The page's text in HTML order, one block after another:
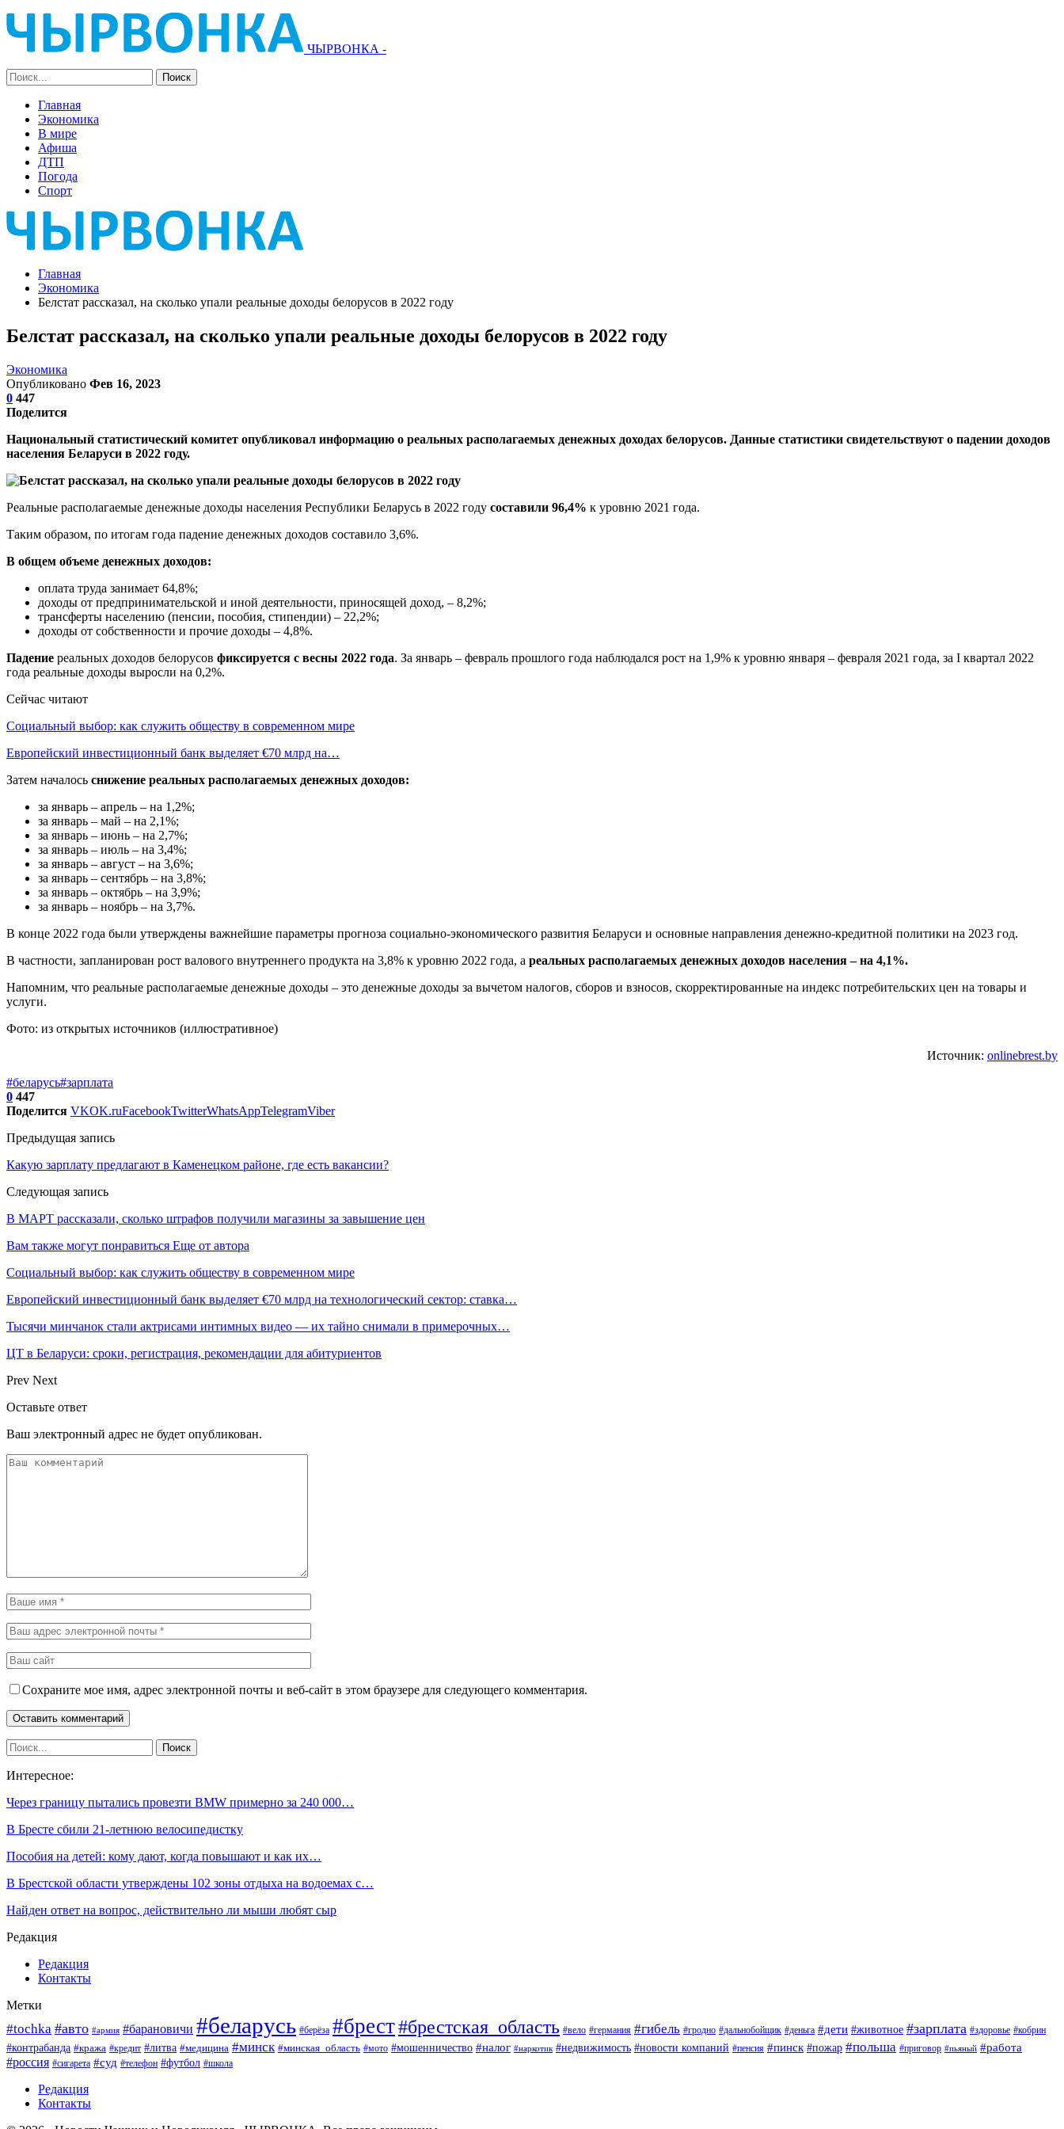
ЧЫРВОНКА -
Главная
Экономика
В мире
Афиша
ДТП
Погода
Спорт
Главная
Экономика
Белстат рассказал, на сколько упали реальные доходы белорусов в 2022 году
Белстат рассказал, на сколько упали реальные доходы белорусов в 2022 году
Экономика
Опубликовано Фев 16, 2023
0 447
Поделится
Национальный статистический комитет опубликовал информацию о реальных располагаемых денежных доходах белорусов. Данные статистики свидетельствуют о падении доходов
населения Беларуси в 2022 году.
Реальные располагаемые денежные доходы населения Республики Беларусь в 2022 году составили 96,4% к уровню 2021 года.
Таким образом, по итогам года падение денежных доходов составило 3,6%.
В общем объеме денежных доходов:
оплата труда занимает 64,8%;
доходы от предпринимательской и иной деятельности, приносящей доход, – 8,2%;
трансферты населению (пенсии, пособия, стипендии) – 22,2%;
доходы от собственности и прочие доходы – 4,8%.
Падение реальных доходов белорусов фиксируется с весны 2022 года. За январь – февраль прошлого года наблюдался рост на 1,9% к уровню января – февраля 2021 года, за I квартал 2022
года реальные доходы выросли на 0,2%.
Сейчас читают
Социальный выбор: как служить обществу в современном мире
Европейский инвестиционный банк выделяет €70 млрд на…
Затем началось снижение реальных располагаемых денежных доходов:
за январь – апрель – на 1,2%;
за январь – май – на 2,1%;
за январь – июнь – на 2,7%;
за январь – июль – на 3,4%;
за январь – август – на 3,6%;
за январь – сентябрь – на 3,8%;
за январь – октябрь – на 3,9%;
за январь – ноябрь – на 3,7%.
В конце 2022 года были утверждены важнейшие параметры прогноза социально-экономического развития Беларуси и основные направления денежно-кредитной политики на 2023 год.
В частности, запланирован рост валового внутреннего продукта на 3,8% к уровню 2022 года, а реальных располагаемых денежных доходов населения – на 4,1%.
Напомним, что реальные располагаемые денежные доходы – это денежные доходы за вычетом налогов, сборов и взносов, скорректированные на индекс потребительских цен на товары и
услуги.
Фото: из открытых источников (иллюстративное)
Источник: onlinebrest.by
#беларусь#зарплата
0 447
Поделится VKOK.ruFacebookTwitterWhatsAppTelegramViber
Предыдущая запись
Какую зарплату предлагают в Каменецком районе, где есть вакансии?
Следующая запись
В МАРТ рассказали, сколько штрафов получили магазины за завышение цен
Вам также могут понравиться Еще от автора
Социальный выбор: как служить обществу в современном мире
Европейский инвестиционный банк выделяет €70 млрд на технологический сектор: ставка…
Тысячи минчанок стали актрисами интимных видео — их тайно снимали в примерочных…
ЦТ в Беларуси: сроки, регистрация, рекомендации для абитуриентов
Prev Next
Оставьте ответ
Ваш электронный адрес не будет опубликован.
Сохраните мое имя, адрес электронной почты и веб-сайт в этом браузере для следующего комментария.
Интересное:
Через границу пытались провезти BMW примерно за 240 000…
В Бресте сбили 21-летнюю велосипедистку
Пособия на детей: кому дают, когда повышают и как их…
В Брестской области утверждены 102 зоны отдыха на водоемах с…
Найден ответ на вопрос, действительно ли мыши любят сыр
Редакция
Редакция
Контакты
Метки
#tochka #авто #армия #барановичи #беларусь #берёза #брест#брестская_область #вело #германия #гибель #гродно #дальнобойщик #деньга #дети #животное #зарплата #здоровье #кобрин
#контрабанда #кража #кредит #литва #медицина #минск #минская_область #мото #мошенничество #налог #наркотик #недвижимость #новости компаний #пенсия #пинск #пожар #польша #приговор #пьяный #работа
#россия #сигарета #суд #телефон #футбол #школа
Редакция
Контакты